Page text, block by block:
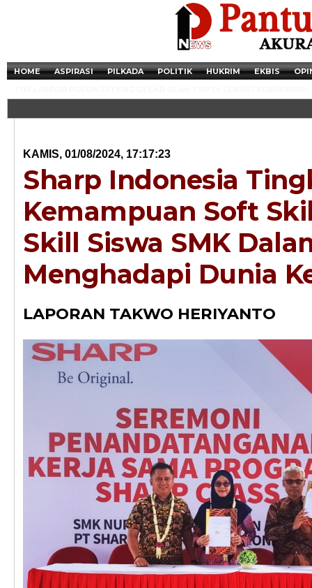
HOME ASPIRASI PILKADA POLITIK HUKRIM EKBIS
Newsticker -
Razia Transaksi
KAMIS, 01/08/2024, 17:17:23
Sharp Indonesia
Kemampuan Soft
Skill Siswa SMK
Menghadapi Dunia
LAPORAN TAKWO HERIYANTO